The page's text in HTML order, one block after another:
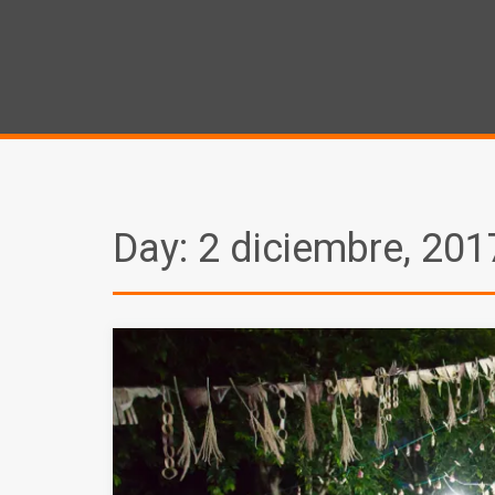
Day: 2 diciembre,